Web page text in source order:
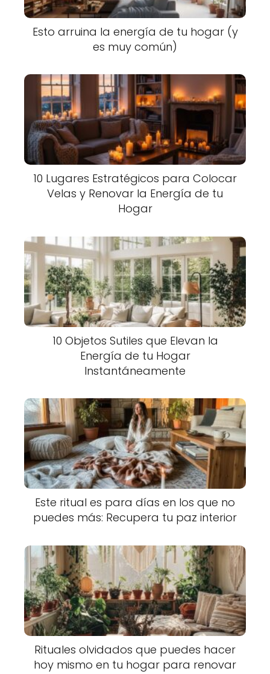
Esto arruina la energía de tu hogar (y
es muy común)
10 Lugares Estratégicos para Colocar
Velas y Renovar la Energía de tu
Hogar
10 Objetos Sutiles que Elevan la
Energía de tu Hogar
Instantáneamente
Este ritual es para días en los que no
puedes más: Recupera tu paz interior
Rituales olvidados que puedes hacer
hoy mismo en tu hogar para renovar